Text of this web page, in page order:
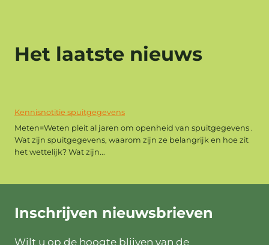
Het laatste nieuws
Kennisnotitie spuitgegevens
Meten=Weten pleit al jaren om openheid van spuitgegevens .
Wat zijn spuitgegevens, waarom zijn ze belangrijk en hoe zit
het wettelijk? Wat zijn...
Inschrijven nieuwsbrieven
Wilt u op de hoogte blijven van de